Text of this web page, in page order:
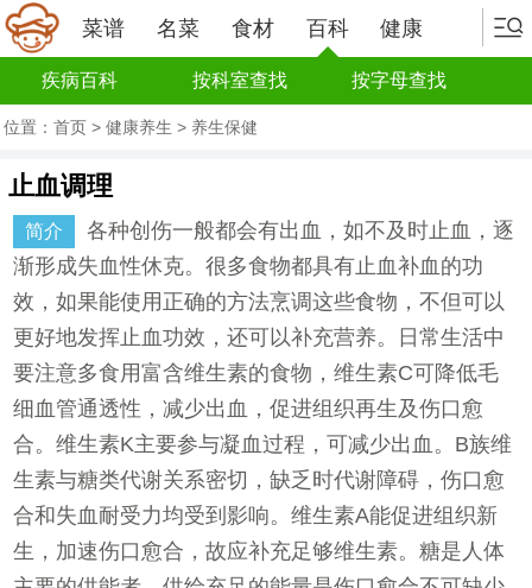
菜谱 名菜 食材 百科 健康
疾病百科 按科室查找 按字母查找
位置： 首页 > 健康养生 > 养生保健
止血调理
简介
各种创伤一般都会有出血，如不及时止血，逐
渐形成失血性休克。很多食物都具有止血补血的功
效，如果能使用正确的方法烹调这些食物，不但可以
更好地发挥止血功效，还可以补充营养。日常生活中
要注意多食用富含维生素的食物，维生素C可降低毛
细血管通透性，减少出血，促进组织再生及伤口愈
合。维生素K主要参与凝血过程，可减少出血。B族维
生素与糖类代谢关系密切，缺乏时代谢障碍，伤口愈
合和失血耐受力均受到影响。维生素A能促进组织新
生，加速伤口愈合，故应补充足够维生素。糖是人体